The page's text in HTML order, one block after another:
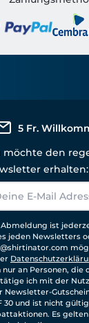
5 Fr.
möchte den
erhalten:
Abmeldung ist
jeden Newsletters
nur an Personen, die
ich mit der
Newsletter-
30 und ist nicht
Es